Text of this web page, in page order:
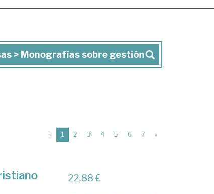
> Monografías sobre gestión
« 1 (current)
2 3 4 5 6 7 »
22,88 €